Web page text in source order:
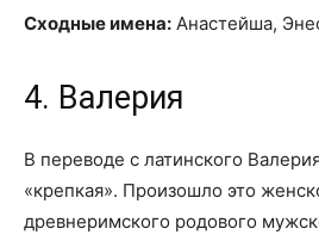
Сходные имена: Анастейша,
4. Валерия
В переводе с латинского
«крепкая». Произошло это
древнеримского родового